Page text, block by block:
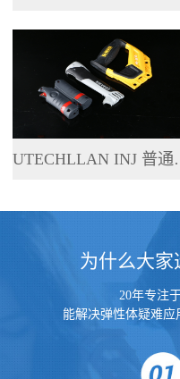
为什么大家
20年专注
能解决弹性体疑难